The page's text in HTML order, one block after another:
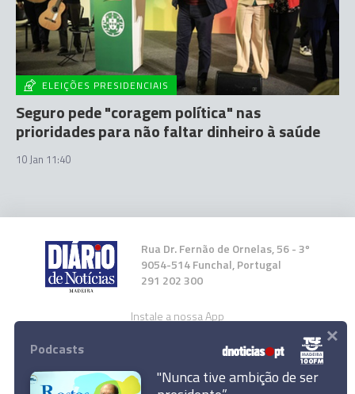
ELEIÇÕES PRESIDENCIAIS
Seguro pede "coragem política" nas
prioridades para não faltar dinheiro à saúde
10 Jan 11:40
Rua Dr. Fernão de Ornelas, 56 - 3º
9054-514 Funchal, Portugal
291 202 300
Instale a nossa App
Podcasts
"Nunca tive ambição de ser
×